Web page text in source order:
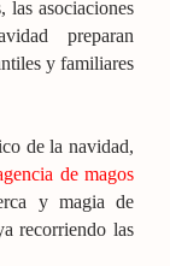
las asociaciones
preparan
y familiares
de la navidad,
de magos
y magia de
recorriendo las